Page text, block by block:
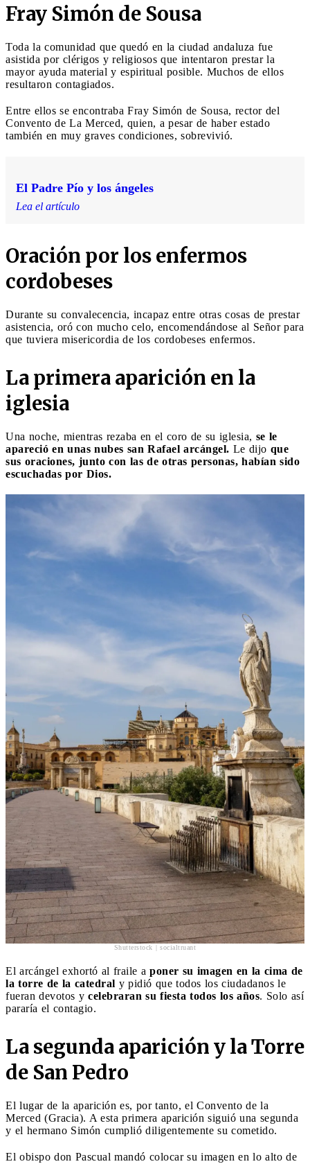
Fray Simón de Sousa
Toda la comunidad que quedó en la ciudad andaluza fue
asistida por clérigos y religiosos que intentaron prestar la
mayor ayuda material y espiritual posible. Muchos de ellos
resultaron contagiados.
Entre ellos se encontraba Fray Simón de Sousa, rector del
Convento de La Merced, quien, a pesar de haber estado
también en muy graves condiciones, sobrevivió.
El Padre Pío y los ángeles
Lea el artículo
Oración por los enfermos
cordobeses
Durante su convalecencia, incapaz entre otras cosas de prestar
asistencia, oró con mucho celo, encomendándose al Señor para
que tuviera misericordia de los cordobeses enfermos.
La primera aparición en la
iglesia
Una noche, mientras rezaba en el coro de su iglesia, se le
apareció en unas nubes san Rafael arcángel. Le dijo que
sus oraciones, junto con las de otras personas, habían sido
escuchadas por Dios.
Shutterstock | socialtruant
El arcángel exhortó al fraile a poner su imagen en la cima de
la torre de la catedral y pidió que todos los ciudadanos le
fueran devotos y celebraran su fiesta todos los años. Solo así
pararía el contagio.
La segunda aparición y la Torre
de San Pedro
El lugar de la aparición es, por tanto, el Convento de la
Merced (Gracia). A esta primera aparición siguió una segunda
y el hermano Simón cumplió diligentemente su cometido.
El obispo don Pascual mandó colocar su imagen en lo alto de